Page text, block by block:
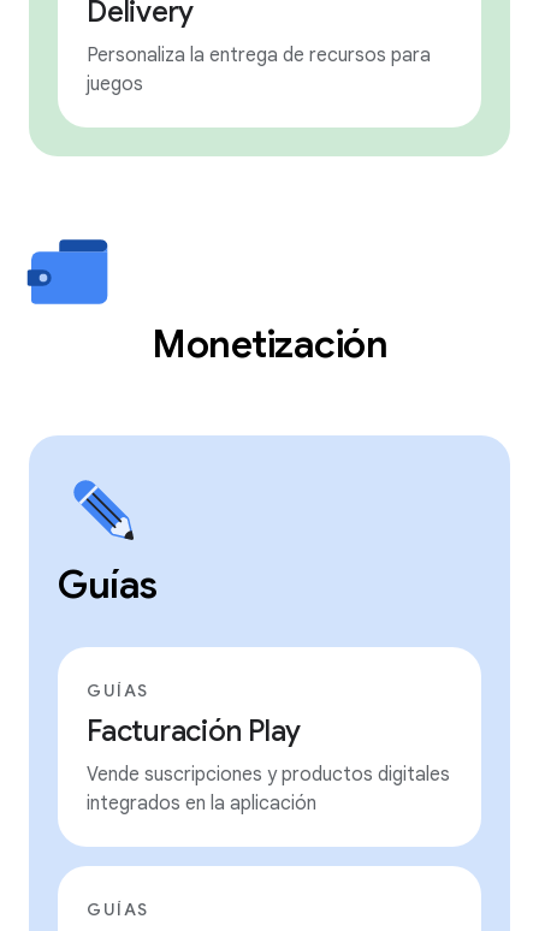
Delivery
Personaliza la entrega de recursos para
juegos
Monetización
Guías
GUÍAS
Facturación Play
Vende suscripciones y productos digitales
integrados en la aplicación
GUÍAS